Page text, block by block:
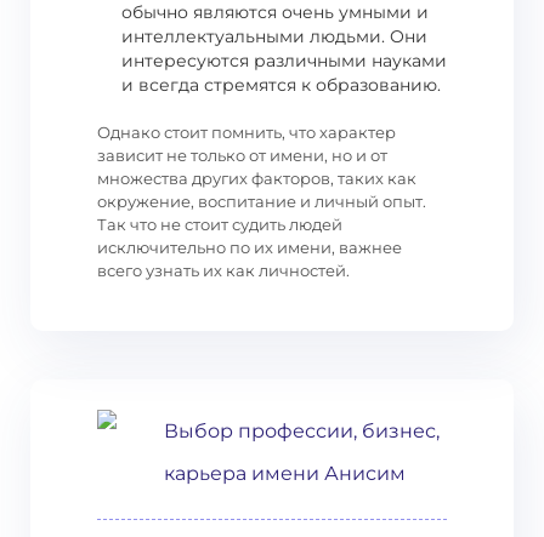
обычно являются очень умными и
интеллектуальными людьми. Они
интересуются различными науками
и всегда стремятся к образованию.
Однако стоит помнить, что характер
зависит не только от имени, но и от
множества других факторов, таких как
окружение, воспитание и личный опыт.
Так что не стоит судить людей
исключительно по их имени, важнее
всего узнать их как личностей.
Выбор профессии, бизнес,
карьера имени Анисим